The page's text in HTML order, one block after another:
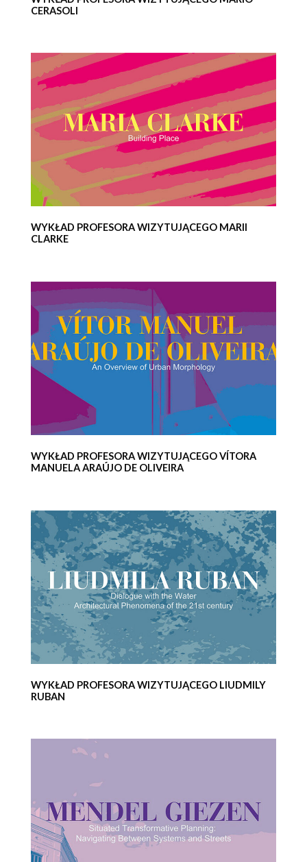
CERASOLI
WYKŁAD PROFESORA WIZYTUJĄCEGO MARII
CLARKE
WYKŁAD PROFESORA WIZYTUJĄCEGO VÍTORA
MANUELA ARAÚJO DE OLIVEIRA
WYKŁAD PROFESORA WIZYTUJĄCEGO LIUDMILY
RUBAN